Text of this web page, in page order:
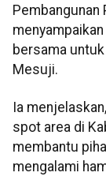
bersama
Mesuji.
Ia
spot area di
membantu
mengalami